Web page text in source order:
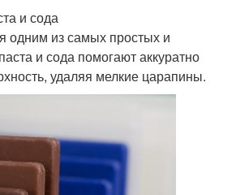
и сода
одним из самых простых и
и сода помогают аккуратно
удаляя мелкие царапины.